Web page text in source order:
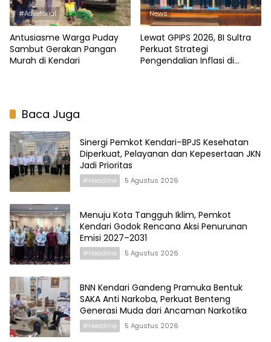
#Advetorial
Antusiasme Warga Puday
Sambut Gerakan Pangan
Murah di Kendari
News
Lewat GPIPS 2026, BI Sultra
Perkuat Strategi
Pengendalian Inflasi di
Baca Juga
Sinergi Pemkot Kendari–BPJS Kesehatan
Diperkuat, Pelayanan dan Kepesertaan JKN
Jadi Prioritas
#Headline 5 Agustus 2026
Menuju Kota Tangguh Iklim, Pemkot
Kendari Godok Rencana Aksi Penurunan
Emisi 2027–2031
#Headline 5 Agustus 2026
BNN Kendari Gandeng Pramuka Bentuk
SAKA Anti Narkoba, Perkuat Benteng
Generasi Muda dari Ancaman Narkotika
#Headline 5 Agustus 2026